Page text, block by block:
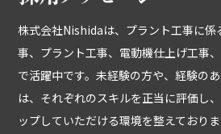
株式会社Nishidaは、プラント工事に係
事、プラント工事、電動機仕上げ工事
で活躍中です。未経験の方や、経験の
は、それぞれのスキルを正当に評価し
ップしていただける環境を整えており